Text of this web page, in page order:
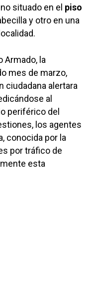
situado en el piso
y otro en una
Armado, la
mes de marzo,
ciudadana alertara
al
periférico del
los agentes
conocida por la
por tráfico de
esta